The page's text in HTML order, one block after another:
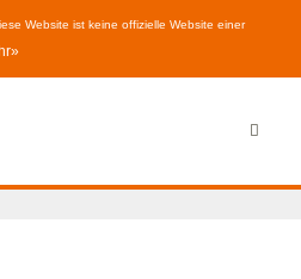
Website ist keine offizielle Website einer